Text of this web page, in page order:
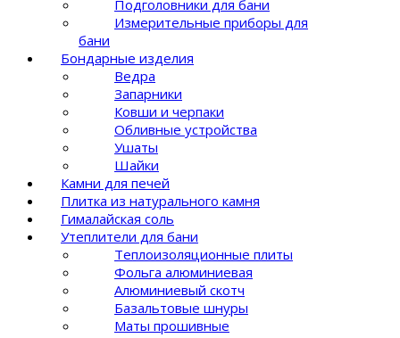
Подголовники для бани
Измерительные приборы для
бани
Бондарные изделия
Ведра
Запарники
Ковши и черпаки
Обливные устройства
Ушаты
Шайки
Камни для печей
Плитка из натурального камня
Гималайская соль
Утеплители для бани
Теплоизоляционные плиты
Фольга алюминиевая
Алюминиевый скотч
Базальтовые шнуры
Маты прошивные